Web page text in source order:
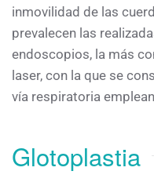
inmovilidad de las
prevalecen las
endoscopios, la más
laser, con la que se
vía respiratoria
Glotoplastia